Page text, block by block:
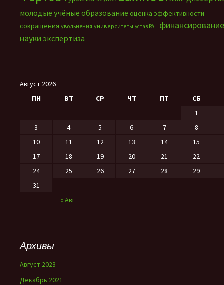
молодые учёные образование оценка эффективности
сокращения увольнения университеты устав РАН финансирование
науки экспертиза
Август 2026
ПН
ВТ СР ЧТ ПТ СБ
« Авг
1
3
4 5 6 7
8
10
11 12 13 14
15
17
18 19 20 21
22
24
25 26 27 28
29
31
Архивы
Август 2023
Декабрь 2021